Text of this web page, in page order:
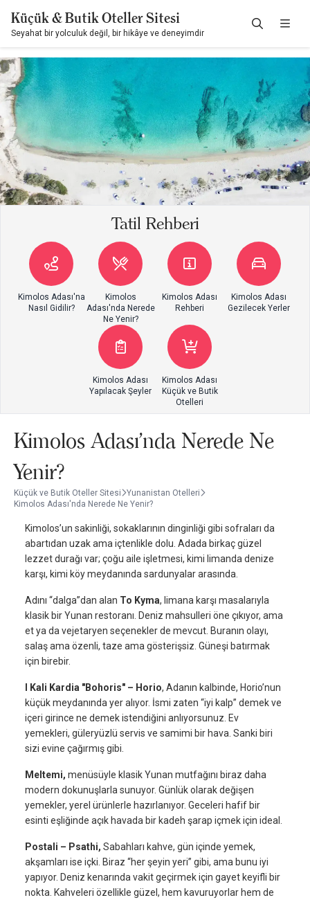
Küçük & Butik Oteller Sitesi
Seyahat bir yolculuk değil, bir hikâye ve deneyimdir
Tatil Rehberi
Kimolos Adası'na
Nasıl Gidilir?
Kimolos
Adası'nda Nerede
Ne Yenir?
Kimolos Adası
Rehberi
Kimolos Adası
Gezilecek Yerler
Kimolos Adası
Yapılacak Şeyler
Kimolos Adası
Küçük ve Butik
Otelleri
Kimolos Adası'nda Nerede Ne
Yenir?
Küçük ve Butik Oteller Sitesi
Yunanistan Otelleri
Kimolos Adası'nda Nerede Ne Yenir?
Kimolos’un sakinliği, sokaklarının dinginliği gibi sofraları da
abartıdan uzak ama içtenlikle dolu. Adada birkaç güzel
lezzet durağı var; çoğu aile işletmesi, kimi limanda denize
karşı, kimi köy meydanında sardunyalar arasında.
Adını “dalga”dan alan To Kyma, limana karşı masalarıyla
klasik bir Yunan restoranı. Deniz mahsulleri öne çıkıyor, ama
et ya da vejetaryen seçenekler de mevcut. Buranın olayı,
salaş ama özenli, taze ama gösterişsiz. Güneşi batırmak
için birebir.
I Kali Kardia "Bohoris" – Horio, Adanın kalbinde, Horio’nun
küçük meydanında yer alıyor. İsmi zaten “iyi kalp” demek ve
içeri girince ne demek istendiğini anlıyorsunuz. Ev
yemekleri, güleryüzlü servis ve samimi bir hava. Sanki biri
sizi evine çağırmış gibi.
Meltemi, menüsüyle klasik Yunan mutfağını biraz daha
modern dokunuşlarla sunuyor. Günlük olarak değişen
yemekler, yerel ürünlerle hazırlanıyor. Geceleri hafif bir
esinti eşliğinde açık havada bir kadeh şarap içmek için ideal.
Postali – Psathi, Sabahları kahve, gün içinde yemek,
akşamları ise içki. Biraz “her şeyin yeri” gibi, ama bunu iyi
yapıyor. Deniz kenarında vakit geçirmek için gayet keyifli bir
nokta. Kahveleri özellikle güzel, hem kavuruyorlar hem de